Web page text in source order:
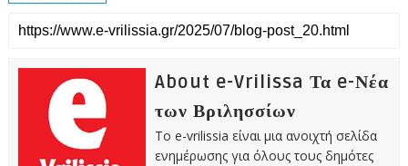
About e-Vrilissa Τα e-Νέα
των Βριλησσίων
Το e-vrilissia είναι μια ανοιχτή σελίδα
ενημέρωσης για όλους τους δημότες